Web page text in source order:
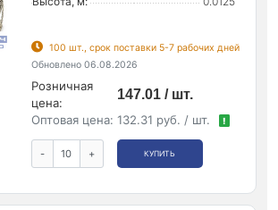
100 шт., срок поставки 5-7 рабочих дней
Обновлено 06.08.2026
Розничная
цена:
147.01 / шт.
Оптовая цена: 132.31 руб. / шт. !
- + КУПИТЬ